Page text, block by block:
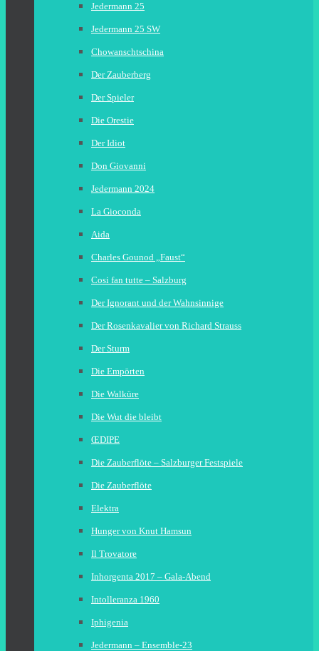
Jedermann 25
Jedermann 25 SW
Chowanschtschina
Der Zauberberg
Der Spieler
Die Orestie
Der Idiot
Don Giovanni
Jedermann 2024
La Gioconda
Aida
Charles Gounod „Faust“
Cosi fan tutte – Salzburg
Der Ignorant und der Wahnsinnige
Der Rosenkavalier von Richard Strauss
Der Sturm
Die Empörten
Die Walküre
Die Wut die bleibt
ŒDIPE
Die Zauberflöte – Salzburger Festspiele
Die Zauberflöte
Elektra
Hunger von Knut Hamsun
Il Trovatore
Inhorgenta 2017 – Gala-Abend
Intolleranza 1960
Iphigenia
Jedermann – Ensemble-23